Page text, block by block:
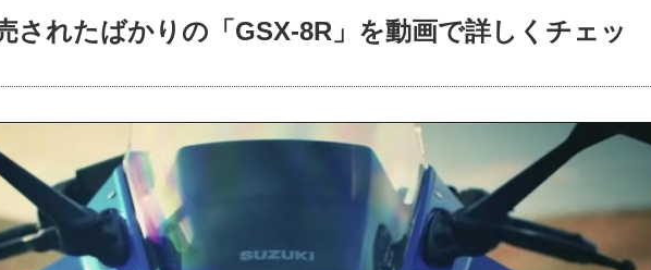
されたばかりの「GSX-8R」を動画で詳しくチェッ